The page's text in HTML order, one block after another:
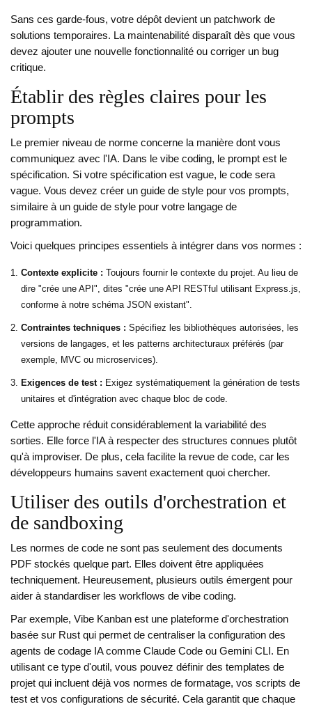
Sans ces garde-fous, votre dépôt devient un patchwork de
solutions temporaires. La maintenabilité disparaît dès que vous
devez ajouter une nouvelle fonctionnalité ou corriger un bug
critique.
Établir des règles claires pour les
prompts
Le premier niveau de norme concerne la manière dont vous
communiquez avec l'IA. Dans le vibe coding, le prompt est le
spécification. Si votre spécification est vague, le code sera
vague. Vous devez créer un guide de style pour vos prompts,
similaire à un guide de style pour votre langage de
programmation.
Voici quelques principes essentiels à intégrer dans vos normes :
Contexte explicite : Toujours fournir le contexte du projet. Au lieu de
dire "crée une API", dites "crée une API RESTful utilisant Express.js,
conforme à notre schéma JSON existant".
Contraintes techniques : Spécifiez les bibliothèques autorisées, les
versions de langages, et les patterns architecturaux préférés (par
exemple, MVC ou microservices).
Exigences de test : Exigez systématiquement la génération de tests
unitaires et d'intégration avec chaque bloc de code.
Cette approche réduit considérablement la variabilité des
sorties. Elle force l'IA à respecter des structures connues plutôt
qu'à improviser. De plus, cela facilite la revue de code, car les
développeurs humains savent exactement quoi chercher.
Utiliser des outils d'orchestration et
de sandboxing
Les normes de code ne sont pas seulement des documents
PDF stockés quelque part. Elles doivent être appliquées
techniquement. Heureusement, plusieurs outils émergent pour
aider à standardiser les workflows de vibe coding.
Par exemple, Vibe Kanban est une plateforme d'orchestration
basée sur Rust qui permet de centraliser la configuration des
agents de codage IA comme Claude Code ou Gemini CLI. En
utilisant ce type d'outil, vous pouvez définir des templates de
projet qui incluent déjà vos normes de formatage, vos scripts de
test et vos configurations de sécurité. Cela garantit que chaque